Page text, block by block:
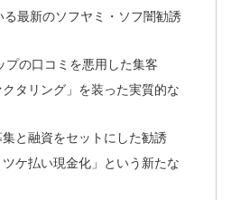
最新のソフヤミ・ソフ闇勧誘
プの口コミを悪用した集客
タリング」を装った実質的な
と融資をセットにした勧誘
ケ払い現金化」という新たな